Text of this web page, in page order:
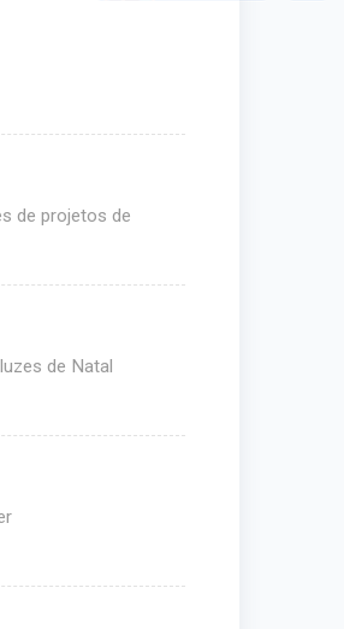
de projetos de
de Natal